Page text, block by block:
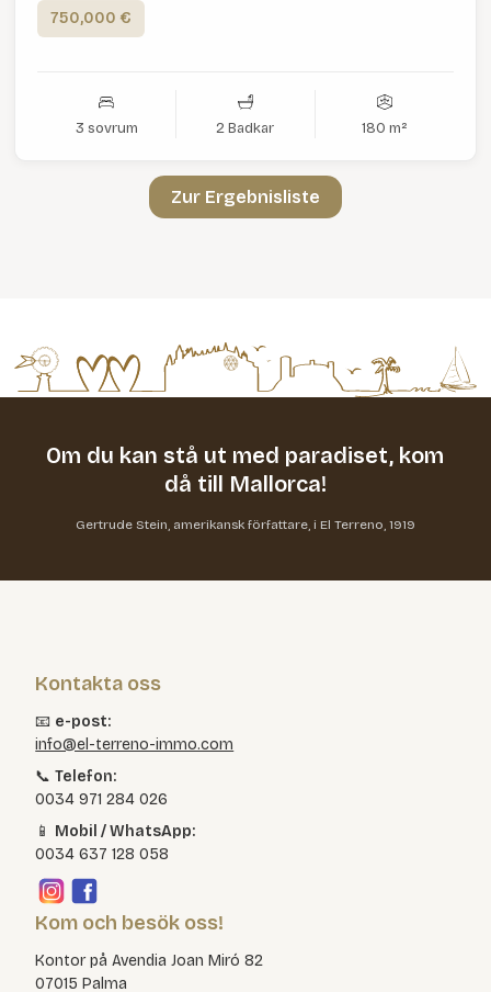
750,000 €
3 sovrum 2 Badkar 180 m²
Zur Ergebnisliste
Om du kan stå ut med paradiset, kom
då till Mallorca!
Gertrude Stein, amerikansk författare, i El Terreno, 1919
Kontakta oss
📧 e-post:
info@el-terreno-immo.com
📞Telefon:
0034 971 284 026
📱 Mobil / WhatsApp:
0034 637 128 058
Kom och besök oss!
Kontor på Avendia Joan Miró 82
07015 Palma